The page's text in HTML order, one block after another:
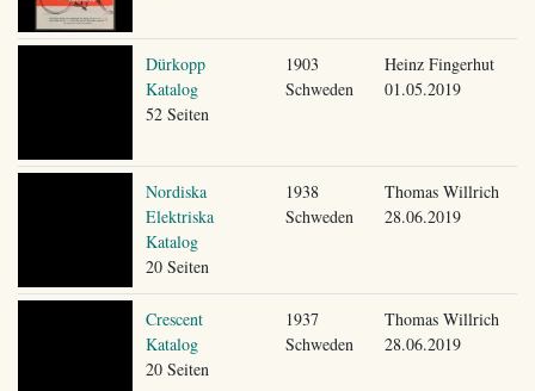
Dürkopp
Katalog
52 Seiten
1903
Schweden
Heinz Fingerhut
01.05.2019
Nordiska
Elektriska
Katalog
20 Seiten
1938
Schweden
Thomas Willrich
28.06.2019
Crescent
Katalog
20 Seiten
1937
Schweden
Thomas Willrich
28.06.2019